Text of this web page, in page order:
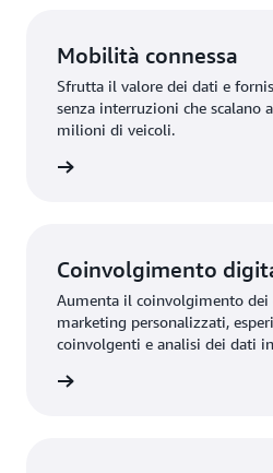
Mobilità connessa
Sfrutta il valore dei dati e
senza interruzioni che scalano
milioni di veicoli.
Coinvolgimento
Aumenta il coinvolgimento
marketing personalizzati,
coinvolgenti e analisi dei dati